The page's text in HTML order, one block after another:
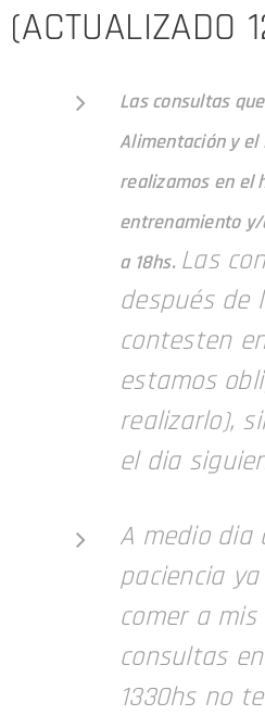
(ACTUALIZADO
Las consultas
Alimentación y
realizamos en el
entrenamiento
a 18hs. Las
después de
contesten
estamos
realizarlo),
el dia
A medio dia
paciencia
comer a
consultas
1330hs no